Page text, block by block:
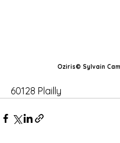
Oziris© Sylvain
60128 Plailly